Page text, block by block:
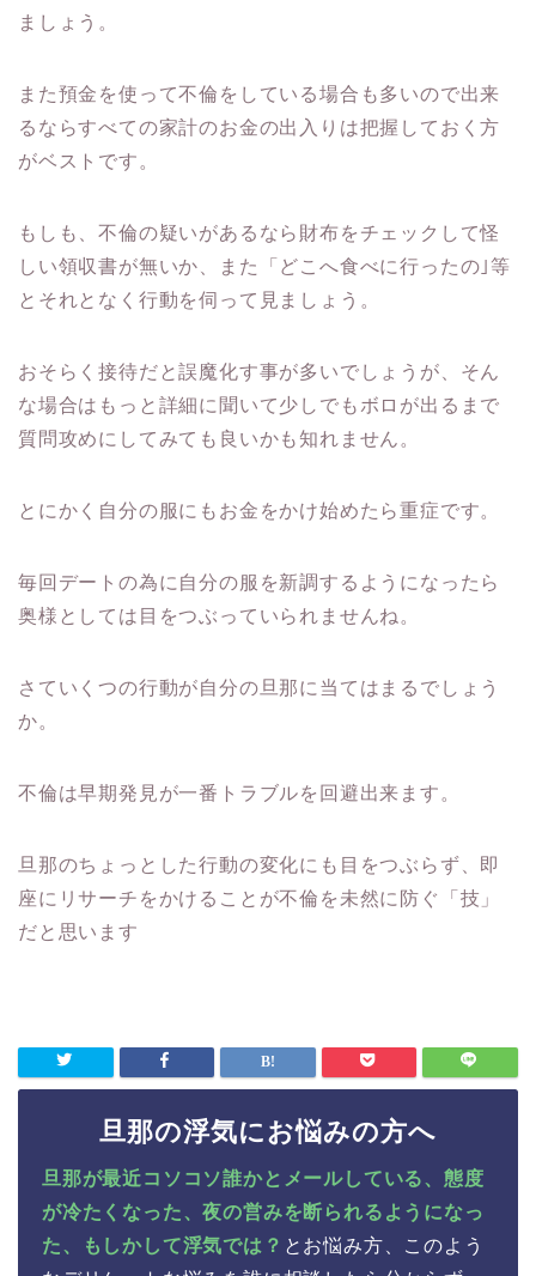
ましょう。
また預金を使って不倫をしている場合も多いので出来
るならすべての家計のお金の出入りは把握しておく方
がベストです。
もしも、不倫の疑いがあるなら財布をチェックして怪
しい領収書が無いか、また「どこへ食べに行ったの｣等
とそれとなく行動を伺って見ましょう。
おそらく接待だと誤魔化す事が多いでしょうが、そん
な場合はもっと詳細に聞いて少しでもボロが出るまで
質問攻めにしてみても良いかも知れません。
とにかく自分の服にもお金をかけ始めたら重症です。
毎回デートの為に自分の服を新調するようになったら
奥様としては目をつぶっていられませんね。
さていくつの行動が自分の旦那に当てはまるでしょう
か。
不倫は早期発見が一番トラブルを回避出来ます。
旦那のちょっとした行動の変化にも目をつぶらず、即
座にリサーチをかけることが不倫を未然に防ぐ「技」
だと思います
旦那の浮気にお悩みの方へ
旦那が最近コソコソ誰かとメールしている、態度
が冷たくなった、夜の営みを断られるようになっ
た、もしかして浮気では？ とお悩み方、このよう